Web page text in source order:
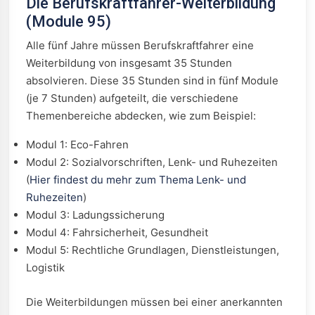
(Module 95)
Alle fünf Jahre müssen Berufskraftfahrer eine
Weiterbildung von insgesamt 35 Stunden
absolvieren. Diese 35 Stunden sind in fünf Module
(je 7 Stunden) aufgeteilt, die verschiedene
Themenbereiche abdecken, wie zum Beispiel:
Modul 1: Eco-Fahren
Modul 2: Sozialvorschriften, Lenk- und Ruhezeiten
(Hier findest du mehr zum Thema Lenk- und
Ruhezeiten)
Modul 3: Ladungssicherung
Modul 4: Fahrsicherheit, Gesundheit
Modul 5: Rechtliche Grundlagen, Dienstleistungen,
Logistik
Die Weiterbildungen müssen bei einer anerkannten